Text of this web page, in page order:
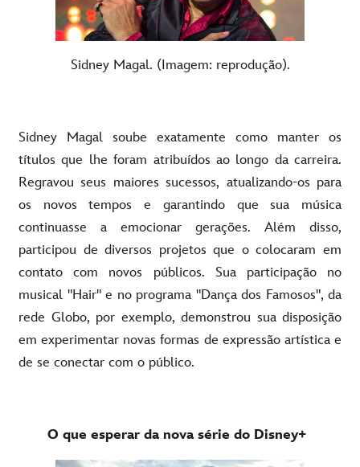
Sidney Magal. (Imagem: reprodução).
Sidney Magal soube exatamente como manter os
títulos que lhe foram atribuídos ao longo da carreira.
Regravou seus maiores sucessos, atualizando-os para
os novos tempos e garantindo que sua música
continuasse a emocionar gerações. Além disso,
participou de diversos projetos que o colocaram em
contato com novos públicos. Sua participação no
musical "Hair" e no programa "Dança dos Famosos", da
rede Globo, por exemplo, demonstrou sua disposição
em experimentar novas formas de expressão artística e
de se conectar com o público.
O que esperar da nova série do Disney+